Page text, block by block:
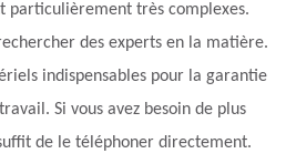
particulièrement très complexes.
des experts en la matière.
indispensables pour la garantie
Si vous avez besoin de plus
de le téléphoner directement.